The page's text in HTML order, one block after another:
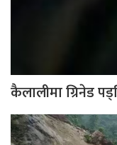
कैलालीमा ग्रिनेड